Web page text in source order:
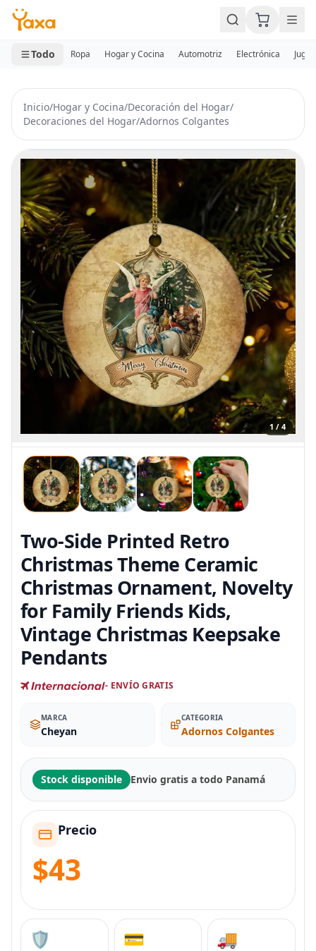
MINI CARRITO
0 productos
Todo Ropa Hogar y Cocina Automotriz Electrónica
Inicio/Hogar y Cocina/Decoración del Hogar/
Decoraciones del Hogar/Adornos Colgantes
1 / 4
Two-Side Printed Retro
Christmas Theme Ceramic
Christmas Ornament, Novelty
for Family Friends Kids,
Vintage Christmas Keepsake
Pendants
- ENVÍO GRATIS
MARCA
Cheyan
CATEGORIA
Adornos Colgantes
Stock disponible Envio gratis a todo Panamá
Precio
$43
🛡️ 💳 🚚